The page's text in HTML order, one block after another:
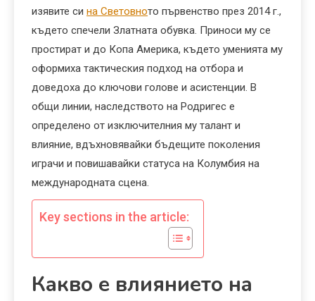
изявите си на Световното първенство през 2014 г.,
където спечели Златната обувка. Приноси му се
простират и до Копа Америка, където уменията му
оформиха тактическия подход на отбора и
доведоха до ключови голове и асистенции. В
общи линии, наследството на Родригес е
определено от изключителния му талант и
влияние, вдъхновявайки бъдещите поколения
играчи и повишавайки статуса на Колумбия на
международната сцена.
Key sections in the article:
Какво е влиянието на